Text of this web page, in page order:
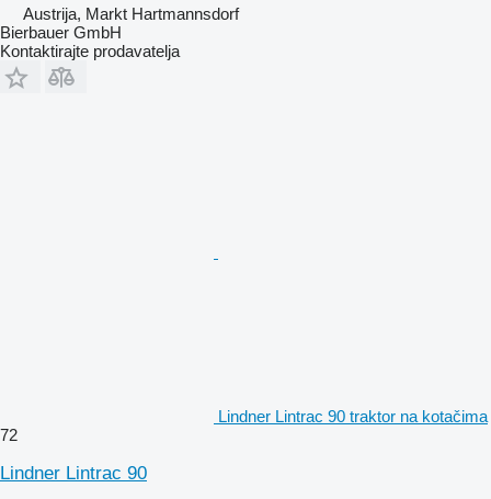
Austrija, Markt Hartmannsdorf
Bierbauer GmbH
Kontaktirajte prodavatelja
Lindner Lintrac 90 traktor na kotačima
72
Lindner Lintrac 90